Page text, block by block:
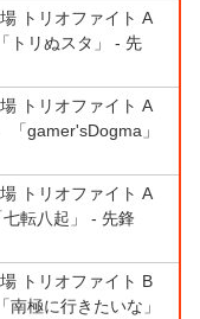
トリオファイト A
トリぬスタ」 - 先
トリオファイト A
gamer'sDogma」
トリオファイト A
転八起」 - 先鋒
トリオファイト B
極に行きたいな」